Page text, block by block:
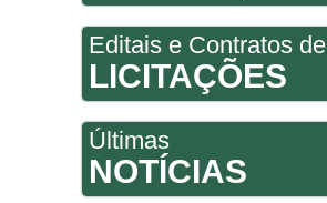
Editais e Contratos de
LICITAÇÕES
Últimas
NOTÍCIAS